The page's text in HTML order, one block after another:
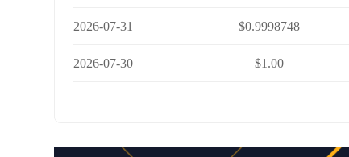
2026-07-31 $0.9998748
2026-07-30 $1.00